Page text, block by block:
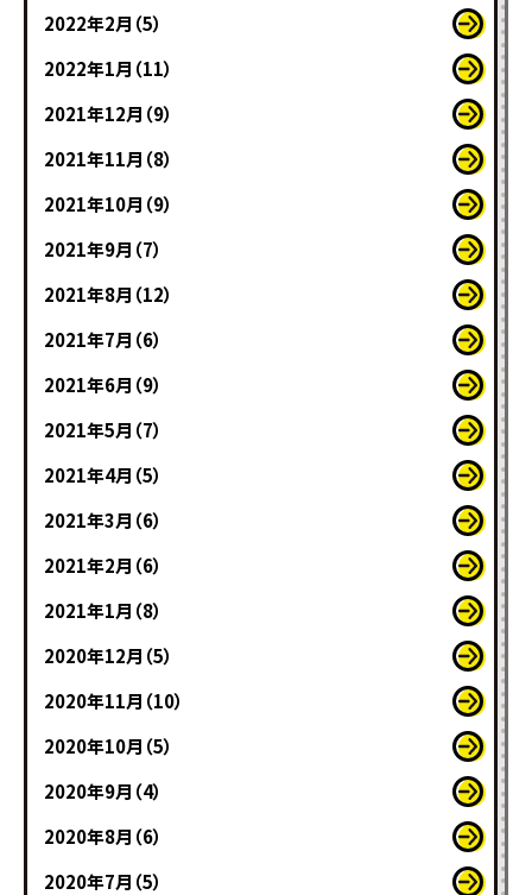
2022年2月（5）
2022年1月（11）
2021年12月（9）
2021年11月（8）
2021年10月（9）
2021年9月（7）
2021年8月（12）
2021年7月（6）
2021年6月（9）
2021年5月（7）
2021年4月（5）
2021年3月（6）
2021年2月（6）
2021年1月（8）
2020年12月（5）
2020年11月（10）
2020年10月（5）
2020年9月（4）
2020年8月（6）
2020年7月（5）